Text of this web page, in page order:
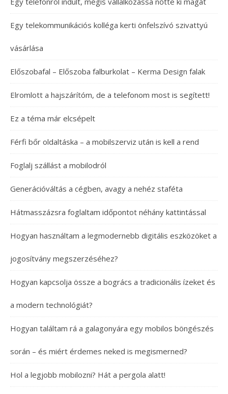
Egy telekommunikációs kolléga kerti önfelszívó szivattyú
vásárlása
Előszobafal – Előszoba falburkolat – Kerma Design falak
Elromlott a hajszárítóm, de a telefonom most is segített!
Ez a téma már elcsépelt
Férfi bőr oldaltáska – a mobilszerviz után is kell a rend
Foglalj szállást a mobilodról
Generációváltás a cégben, avagy a nehéz staféta
Hátmasszázsra foglaltam időpontot néhány kattintással
Hogyan használtam a legmodernebb digitális eszközöket a
jogosítvány megszerzéséhez?
Hogyan kapcsolja össze a bogrács a tradicionális ízeket és
a modern technológiát?
Hogyan találtam rá a galagonyára egy mobilos böngészés
során – és miért érdemes neked is megismerned?
Hol a legjobb mobilozni? Hát a pergola alatt!